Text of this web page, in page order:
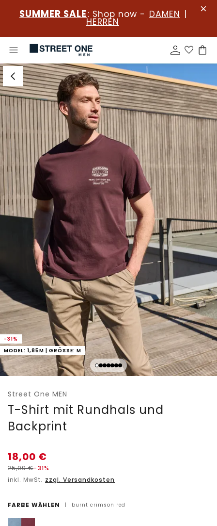
SUMMER SALE : Shop now - DAMEN |
HERREN
-31%
MODEL: 1,85M | GRÖSSE: M
Street One MEN
T-Shirt mit Rundhals und
Backprint
18,00 €
25,99€-31%
inkl. MwSt. zzgl. Versandkosten
FARBE WÄHLEN | burnt crimson red